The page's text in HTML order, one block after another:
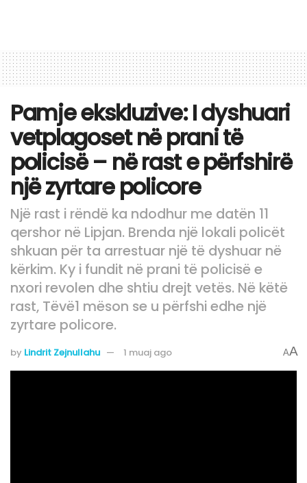
Pamje ekskluzive: I dyshuari
vetplagoset në prani të
policisë – në rast e përfshirë
një zyrtare policore
Një rast i rëndë ka ndodhur me datën 11
qershor në Lipjan. Brenda një lokali policët
shkuan për ta arrestuar një të dyshuar në
kërkim. Ky i fundit në prani të policisë e
nxori revolen dhe shtiu drejt vetës. Në këtë
rast, Tëvë1 mëson se u përfshi edhe një
zyrtare policore.
by Lindrit Zejnullahu 1 muaj ago AA